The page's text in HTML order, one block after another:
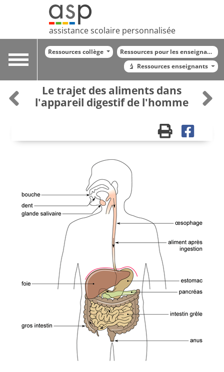
assistance scolaire personnalisée
Toggle
Ressources collège
Ressources pour les enseignants
Ressources enseignants
Le trajet des aliments dans
l'appareil digestif de l'homme